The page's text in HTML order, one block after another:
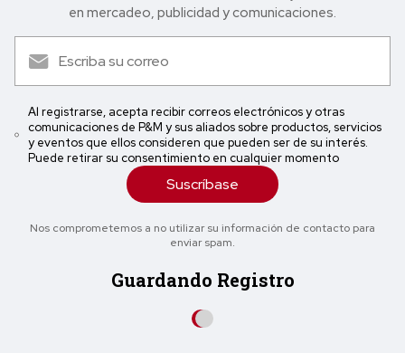
en mercadeo, publicidad y comunicaciones.
Al registrarse, acepta recibir correos electrónicos y otras
comunicaciones de P&M y sus aliados sobre productos, servicios
y eventos que ellos consideren que pueden ser de su interés.
Puede retirar su consentimiento en cualquier momento
Suscríbase
Nos comprometemos a no utilizar su información de contacto para
enviar spam.
Guardando Registro